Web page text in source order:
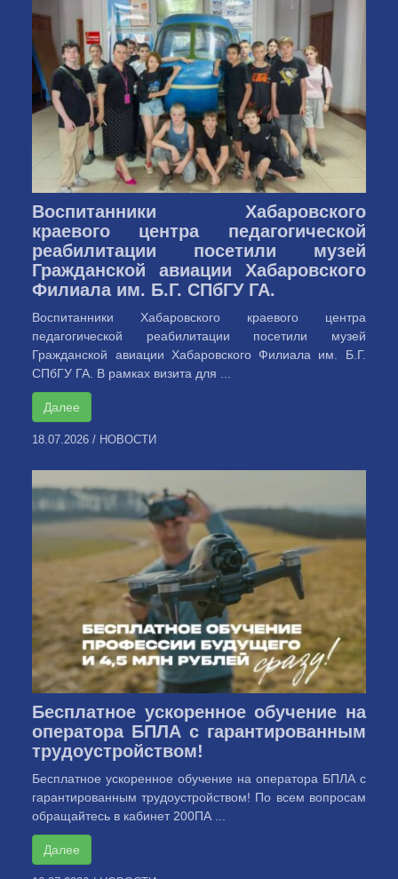
Воспитанники Хабаровского
краевого центра педагогической
реабилитации посетили музей
Гражданской авиации Хабаровского
Филиала им. Б.Г. СПбГУ ГА.
Воспитанники Хабаровского краевого центра
педагогической реабилитации посетили музей
Гражданской авиации Хабаровского Филиала им. Б.Г.
СПбГУ ГА. В рамках визита для ...
Далее
18.07.2026 / НОВОСТИ
Бесплатное ускоренное обучение на
оператора БПЛА с гарантированным
трудоустройством!
Бесплатное ускоренное обучение на оператора БПЛА с
гарантированным трудоустройством! По всем вопросам
обращайтесь в кабинет 200ПА ...
Далее